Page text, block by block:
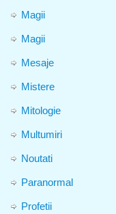
Magii
Magii
Mesaje
Mistere
Mitologie
Multumiri
Noutati
Paranormal
Profetii